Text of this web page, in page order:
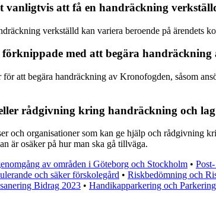
vanligtvis att få en handräckning
verkställd kan variera beroende på ärendets
med att begära handräckning
att begära handräckning av Kronofogden, såsom
rådgivning kring handräckning och lag
och organisationer som kan ge hjälp och rådgivning
är osäker på hur man ska gå tillväga.
av områden i Göteborg och Stockholm •
och säker förskolegård • Riskbedömning och
Bidrag 2023 • Handikapparkering och